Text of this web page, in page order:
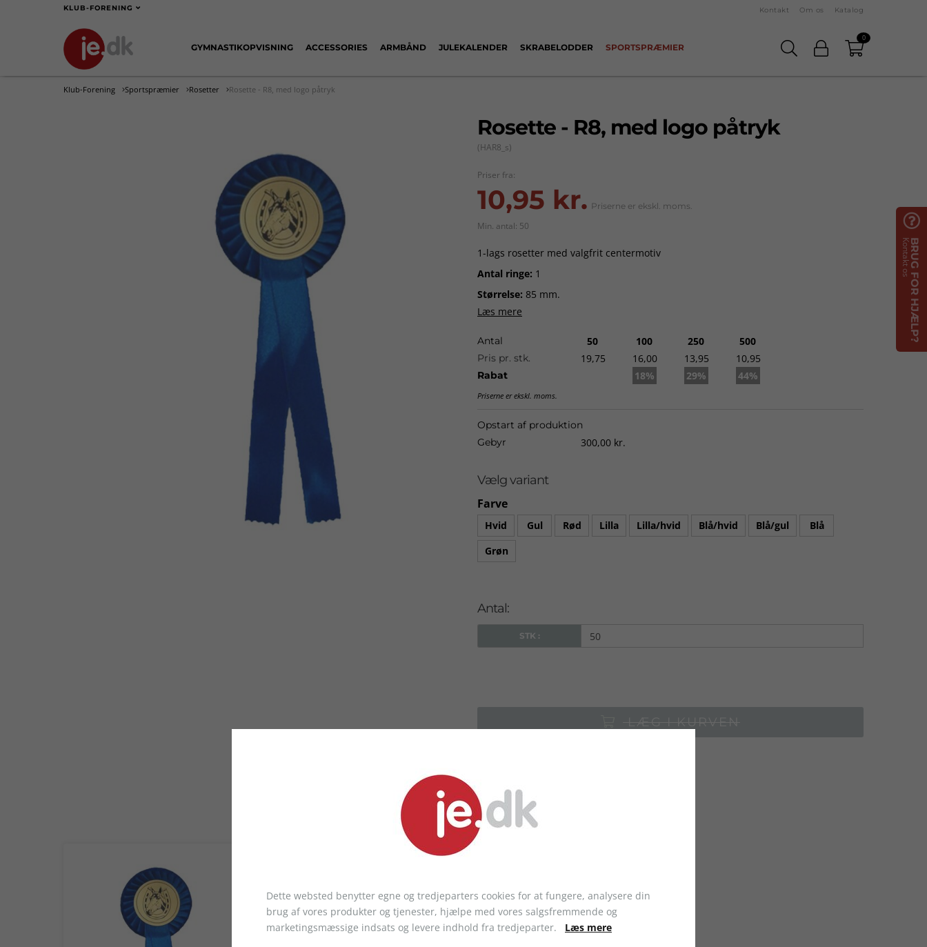
KLUB-FORENING Kontakt Om os Katalog
0
GYMNASTIKOPVISNING ACCESSORIES ARMBÅND JULEKALENDER SKRABELODDER SPORTSPRÆMIER
Klub-Forening Sportspræmier Rosetter Rosette - R8, med logo påtryk
Rosette - R8, med logo påtryk
(HAR8_s)
Priser fra:
10,95 kr. Priserne er ekskl. moms.
Min. antal: 50
1-lags rosetter med valgfrit centermotiv
Antal ringe: 1
Størrelse: 85 mm.
Levering:ca. 3-4 uger fra godkendt ordre.
Læs mere
Antal
Pris pr. stk.
Rabat
50
19,75
100
16,00
18%
250
13,95
29%
500
10,95
44%
Priserne er ekskl. moms.
Opstart af produktion
Gebyr
300,00 kr.
Vælg variant
Farve
Hvid Gul Rød Lilla Lilla/hvid Blå/hvid Blå/gul
Blå
Grøn
Antal:
STK :
LIGNENDE PRODUKTER

BRUG FOR HJÆLP?
Kontakt os
Dette websted benytter egne og tredjeparters cookies for at fungere, analysere din
brug af vores produkter og tjenester, hjælpe med vores salgsfremmende og
marketingsmæssige indsats og levere indhold fra tredjeparter. Læs mere